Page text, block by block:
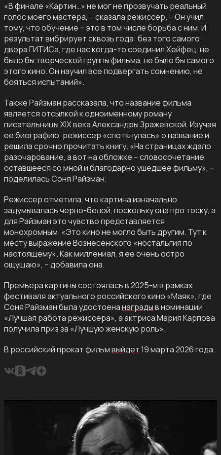
«В финале «Картин…» не мог не прозвучать реальный
голос моего мастера, – сказала режиссер. – Он учил
тому, что обучение – это в том числе борьба с ним. И
результат вибрирует сквозь года: без того самого
двора ГИТИСа, где нас когда-то соединил Хейфец, не
было бы творческой группы фильма, не было бы самого
этого кино. Он научил все подвергать сомнению, не
бояться испытаний».
Также Райзман рассказала, что название фильма
является отсылкой к одноименному роману
писательницы XIX века Александры Зражевской. Изучая
ее биографию, режиссер «споткнулась» о название и
решила срочно прочитать книгу. «На страницах ждало
разочарование, а вот на обложке – словосочетание,
оставшееся со мной и благодарно ушедшее фильму», –
поделилась Соня Райзман.
Режиссер отметила, что картина изначально
задумывалась черно-белой, поскольку она про тоску, а
для Райзман это чувство представляется
монохромным. «Это кино не могло быть другим. Тут к
месту выражение Вознесенского «ностальгия по
настоящему». Как миллениал, я ее очень остро
ощущаю», – добавила она.
Премьера картины состоялась в 2025-м в рамках
фестиваля актуального российского кино «Маяк», где
Соня Райзман была удостоенанаградыв номинации
«Лучшая работа режиссера», а актриса Мария Карпова
получила приз за «Лучшую женскую роль».
В российский прокат фильмвыйдет19 марта 2026 года.